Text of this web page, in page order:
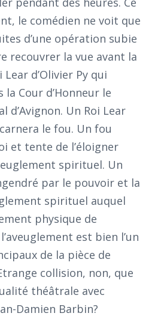
le comédien ne voit que
d’une opération subie
recouvrer la vue avant la
d’Olivier Py qui
Cour d’Honneur le
d’Avignon. Un Roi Lear
le fou. Un fou
et tente de l’éloigner
spirituel. Un
par le pouvoir et la
spirituel auquel
physique de
est bien l’un
de la pièce de
collision, non, que
théâtrale avec
Damien Barbin?